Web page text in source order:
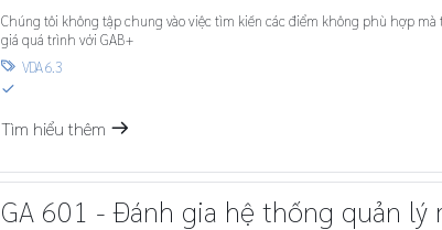
Chúng tôi không tập chung vào việc tìm kiến các điểm không phù hợp mà tập trung
giá quá trình với GAB+
 VDA 6.3
S
Tìm hiểu thêm m
GA 601 - Đánh gia hệ thống quản